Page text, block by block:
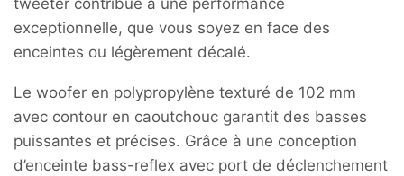
exceptionnelle, que vous soyez en face des
enceintes ou légèrement décalé.
Le woofer en polypropylène texturé de 102 mm
avec contour en caoutchouc garantit des basses
puissantes et précises. Grâce à une conception
d’enceinte bass-reflex avec port de déclenchement